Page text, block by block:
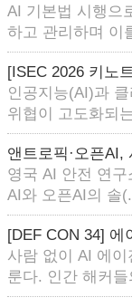
AI 기본법 시행으
하고 관리하며 이
[ISEC 2026 키노
인공지능(AI)과
위협이 고도화되
앤트로픽·오픈
영국 AI 안전 연
AI와 오픈AI의 솔
[DEF CON 34] 에
사람 없이 AI 에
룬다. 인간 해커